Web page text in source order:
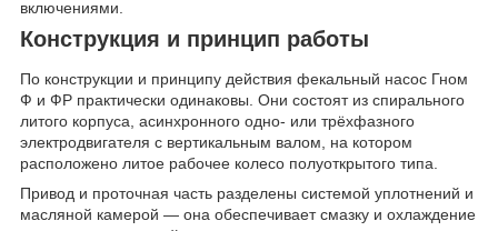
включениями.
Конструкция и принцип работы
По конструкции и принципу действия фекальный насос Гном
Ф и ФР практически одинаковы. Они состоят из спирального
литого корпуса, асинхронного одно- или трёхфазного
электродвигателя с вертикальным валом, на котором
расположено литое рабочее колесо полуоткрытого типа.
Привод и проточная часть разделены системой уплотнений и
масляной камерой — она обеспечивает смазку и охлаждение